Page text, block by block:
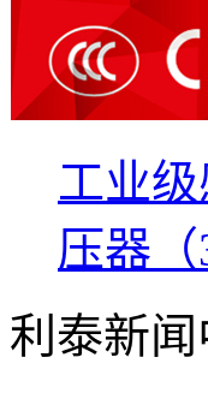
工业
压器（
利泰新